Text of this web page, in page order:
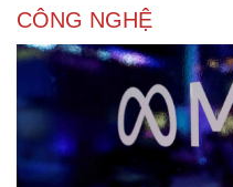
CÔNG NGHỆ